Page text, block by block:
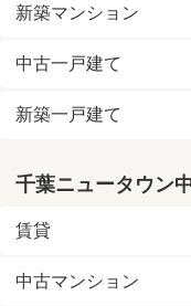
新築マンション
中古一戸建て
新築一戸建て
千葉ニュータウン
賃貸
中古マンション